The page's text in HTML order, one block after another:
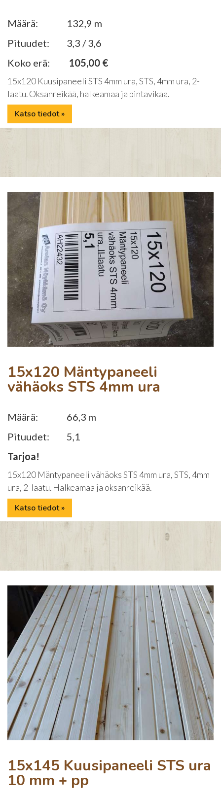
Määrä:
132,9 m
Pituudet:
3,3 / 3,6
Koko erä:
105,00 €
15x120 Kuusipaneeli STS 4mm ura, STS, 4mm ura, 2-
laatu. Oksanreikää, halkeamaa ja pintavikaa.
Katso tiedot »
15x120 Mäntypaneeli
vähäoks STS 4mm ura
Määrä:
66,3 m
Pituudet:
5,1
Tarjoa!
15x120 Mäntypaneeli vähäoks STS 4mm ura, STS, 4mm
ura, 2-laatu. Halkeamaa ja oksanreikää.
Katso tiedot »
15x145 Kuusipaneeli STS ura
10 mm + pp